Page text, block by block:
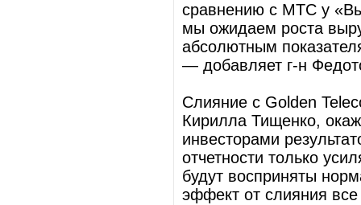
сравнению с МТС у
мы ожидаем роста
абсолютным
— добавляет г-н
Слияние с Golden
Кирилла Тищенко,
инвесторами
отчетности только
будут восприняты
эффект от слияния все